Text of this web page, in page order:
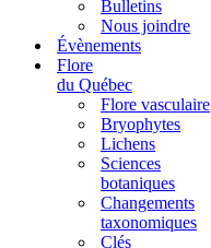
Bulletins
Nous joindre
Évènements
Flore
du Québec
Flore vasculaire
Bryophytes
Lichens
Sciences
botaniques
Changements
taxonomiques
Clés